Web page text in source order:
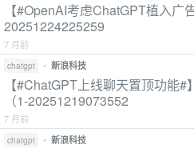
【#OpenAI考虑ChatGPT植入广
20251224225259
7 月前
chatgpt • 新浪科技
【#ChatGPT上线聊天置顶功能
（1-20251219073552
7 月前
chatgpt • 新浪科技